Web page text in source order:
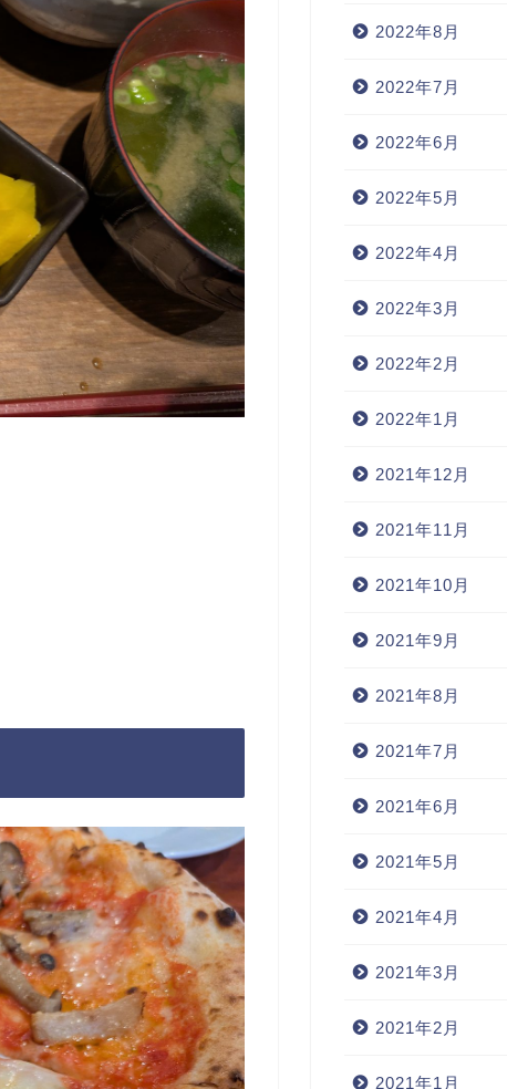
2022年8月
2022年7月
2022年6月
2022年5月
2022年4月
2022年3月
2022年2月
2022年1月
2021年12月
2021年11月
2021年10月
2021年9月
2021年8月
2021年7月
2021年6月
2021年5月
2021年4月
2021年3月
2021年2月
2021年1月